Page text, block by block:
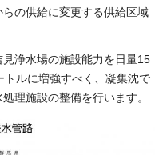
の供給に変更する供給区域
浄水場の施設能力を日量15
ルに増強すべく、凝集沈で
理施設の整備を行います。